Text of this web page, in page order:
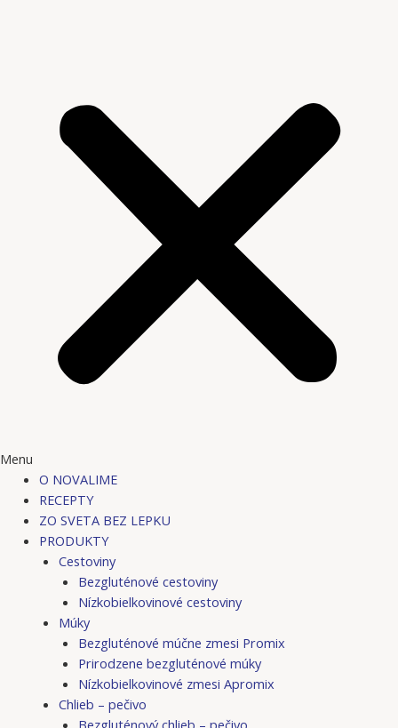
Menu
O NOVALIME
RECEPTY
ZO SVETA BEZ LEPKU
PRODUKTY
Cestoviny
Bezgluténové cestoviny
Nízkobielkovinové cestoviny
Múky
Bezgluténové múčne zmesi Promix
Prirodzene bezgluténové múky
Nízkobielkovinové zmesi Apromix
Chlieb – pečivo
Bezgluténový chlieb – pečivo